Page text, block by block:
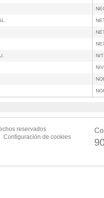
reservados
Configuración de cookies